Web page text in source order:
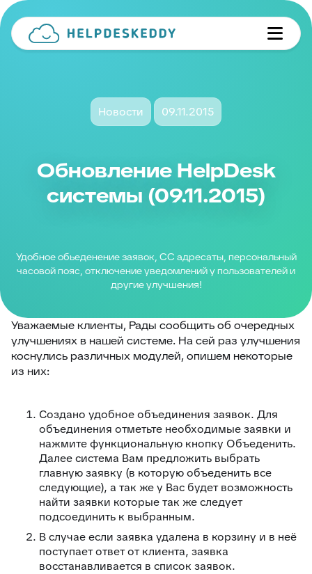
Новости 09.11.2015
Обновление HelpDesk
системы (09.11.2015)
Удобное обьеденение заявок, CC адресаты, персональный
часовой пояс, отключение уведомлений у пользователей и
другие улучшения!
Уважаемые клиенты, Рады сообщить об очередных
улучшениях в нашей системе. На сей раз улучшения
коснулись различных модулей, опишем некоторые
из них:
Создано удобное объединения заявок. Для
объединения отметьте необходимые заявки и
нажмите функциональную кнопку Объеденить.
Далее система Вам предложить выбрать
главную заявку (в которую объеденить все
следующие), а так же у Вас будет возможность
найти заявки которые так же следует
подсоединить к выбранным.
В случае если заявка удалена в корзину и в неё
поступает ответ от клиента, заявка
восстанавливается в список заявок.